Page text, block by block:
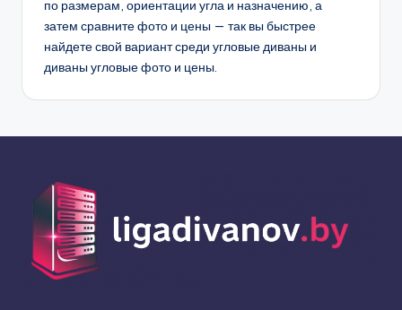
по размерам, ориентации угла и назначению, а
затем сравните фото и цены — так вы быстрее
найдете свой вариант среди угловые диваны и
диваны угловые фото и цены.